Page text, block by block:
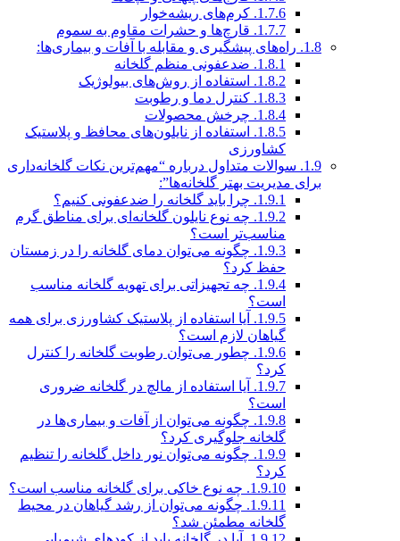
1.7.6. کرم‌های ریشه‌خوار
1.7.7. قارچ‌ها و حشرات مقاوم به سموم
1.8. راه‌های پیشگیری و مقابله با آفات و بیماری‌ها:
1.8.1. ضدعفونی منظم گلخانه
1.8.2.
استفاده از روش‌های بیولوژیک
1.8.3. کنترل دما و رطوبت
1.8.4. چرخش محصولات
1.8.5.
استفاده از نایلون‌های محافظ و پلاستیک
کشاورزی
1.9. سوالات متداول درباره “مهم‌ترین نکات گلخانه‌داری
برای مدیریت بهتر گلخانه‌ها”:
1.9.1. چرا باید گلخانه را ضدعفونی کنیم؟
1.9.2. چه نوع نایلون گلخانه‌ای برای مناطق گرم
مناسب‌تر است؟
1.9.3. چگونه می‌توان دمای گلخانه را در زمستان
حفظ کرد؟
1.9.4. چه تجهیزاتی برای تهویه گلخانه مناسب
است؟
1.9.5.
آیا استفاده از پلاستیک کشاورزی برای همه
گیاهان لازم است؟
1.9.6. چطور می‌توان رطوبت گلخانه را کنترل
کرد؟
1.9.7.
آیا استفاده از مالچ در گلخانه ضروری
است؟
1.9.8. چگونه می‌توان از آفات و بیماری‌ها در
گلخانه جلوگیری کرد؟
1.9.9. چگونه می‌توان نور داخل گلخانه را تنظیم
کرد؟
1.9.10. چه نوع خاکی برای گلخانه مناسب است؟
1.9.11. چگونه می‌توان از رشد گیاهان در محیط
گلخانه مطمئن شد؟